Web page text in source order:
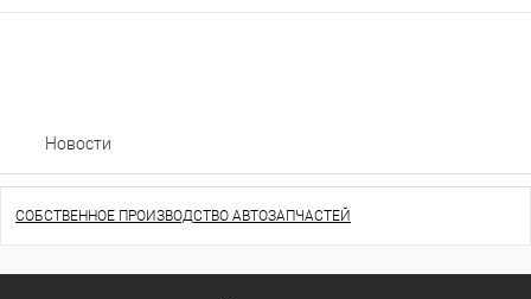
Новости
СОБСТВЕННОЕ ПРОИЗВОДСТВО АВТОЗАПЧАСТЕЙ